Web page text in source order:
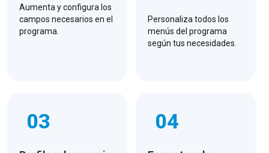
Aumenta y configura los
campos necesarios en el
programa.
Personaliza todos los
menús del programa
según tus necesidades.
03 04